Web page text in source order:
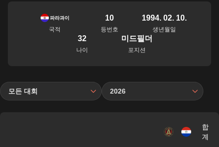
파라과이
국적
10
등번호
1994. 02. 10.
생년월일
32
나이
미드필더
포지션
모든 대회 2026
합
계